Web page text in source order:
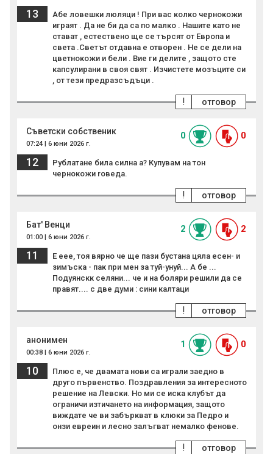
13
Абе ловешки люляци ! При вас колко чернокожи
играят . Да не би да са по малко . Нашите като не
стават , естествено ще се търсят от Европа и
света .Светът отдавна е отворен . Не се дели на
цветнокожи и бели . Вие ги делите , защото сте
капсулирани в своя свят . Изчистете мозъците си
, от тези предразсъдъци .
отговор
!
Съветски собственик
07:24 | 6 юни 2026 г.
0 0
12
Рублатане била силна а? Купувам на тон
чepнoкoжи roвeдa.
отговор
!
Бат' Венци
01:00 | 6 юни 2026 г.
2 2
11
Е еее, тоя вярно че ще пази бустана цяла есен- и
зимъска - пак при мен за туй-унуй... А бе ...
Подуянскк селяни... че и на боляри решили да се
правят.... с две думи : сини калтаци
отговор
!
анонимен
00:38 | 6 юни 2026 г.
1 0
10
Плюс е, че двамата нови са играли заедно в
друго първенство. Поздравления за интересното
решение на Левски. Но ми се иска клубът да
ограничи изтичането на информация, защото
виждате че ви забъркват в клюки за Педро и
онзи евреин и лесно залъгват немалко фенове.
отговор
!